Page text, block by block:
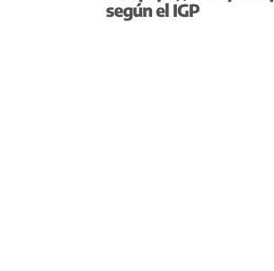
según el IGP